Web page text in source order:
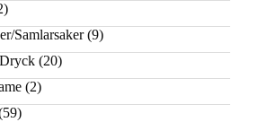
Samlarsaker(9)
(20)
(2)